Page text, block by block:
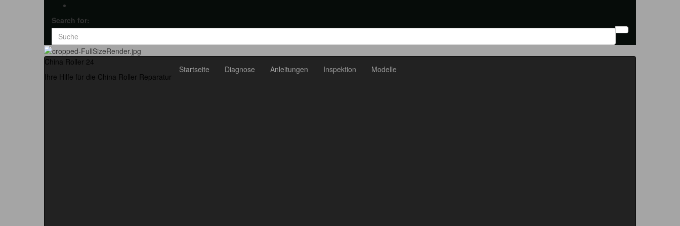
Search for:
China Roller 24
Ihre Hilfe für die China Roller Reparatur
Startseite Diagnose Anleitungen Inspektion Modelle